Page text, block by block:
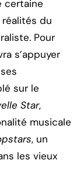
certaine
du
Pour
s’appuyer
sur le
Star,
musicale
, un
les vieux